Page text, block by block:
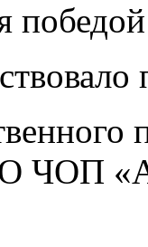
ЧОП